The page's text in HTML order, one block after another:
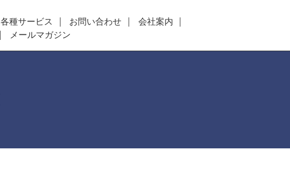
各種サービス お問い合わせ
会社案内
メールマガジン